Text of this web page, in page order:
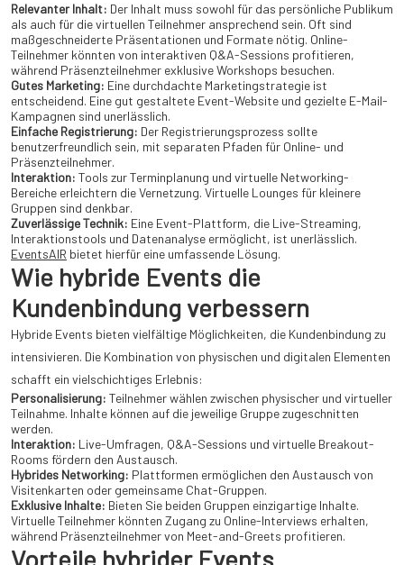
Relevanter Inhalt: Der Inhalt muss sowohl für das persönliche Publikum
als auch für die virtuellen Teilnehmer ansprechend sein. Oft sind
maßgeschneiderte Präsentationen und Formate nötig. Online-
Teilnehmer könnten von interaktiven Q&A-Sessions profitieren,
während Präsenzteilnehmer exklusive Workshops besuchen.
Gutes Marketing: Eine durchdachte Marketingstrategie ist
entscheidend. Eine gut gestaltete Event-Website und gezielte E-Mail-
Kampagnen sind unerlässlich.
Einfache Registrierung: Der Registrierungsprozess sollte
benutzerfreundlich sein, mit separaten Pfaden für Online- und
Präsenzteilnehmer.
Interaktion: Tools zur Terminplanung und virtuelle Networking-
Bereiche erleichtern die Vernetzung. Virtuelle Lounges für kleinere
Gruppen sind denkbar.
Zuverlässige Technik: Eine Event-Plattform, die Live-Streaming,
Interaktionstools und Datenanalyse ermöglicht, ist unerlässlich.
EventsAIR bietet hierfür eine umfassende Lösung.
Wie hybride Events die
Kundenbindung verbessern
Hybride Events bieten vielfältige Möglichkeiten, die Kundenbindung zu
intensivieren. Die Kombination von physischen und digitalen Elementen
schafft ein vielschichtiges Erlebnis:
Personalisierung: Teilnehmer wählen zwischen physischer und virtueller
Teilnahme. Inhalte können auf die jeweilige Gruppe zugeschnitten
werden.
Interaktion: Live-Umfragen, Q&A-Sessions und virtuelle Breakout-
Rooms fördern den Austausch.
Hybrides Networking: Plattformen ermöglichen den Austausch von
Visitenkarten oder gemeinsame Chat-Gruppen.
Exklusive Inhalte: Bieten Sie beiden Gruppen einzigartige Inhalte.
Virtuelle Teilnehmer könnten Zugang zu Online-Interviews erhalten,
während Präsenzteilnehmer von Meet-and-Greets profitieren.